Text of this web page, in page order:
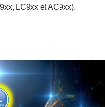
LC9xx et AC9xx).
Systems (09/2018)